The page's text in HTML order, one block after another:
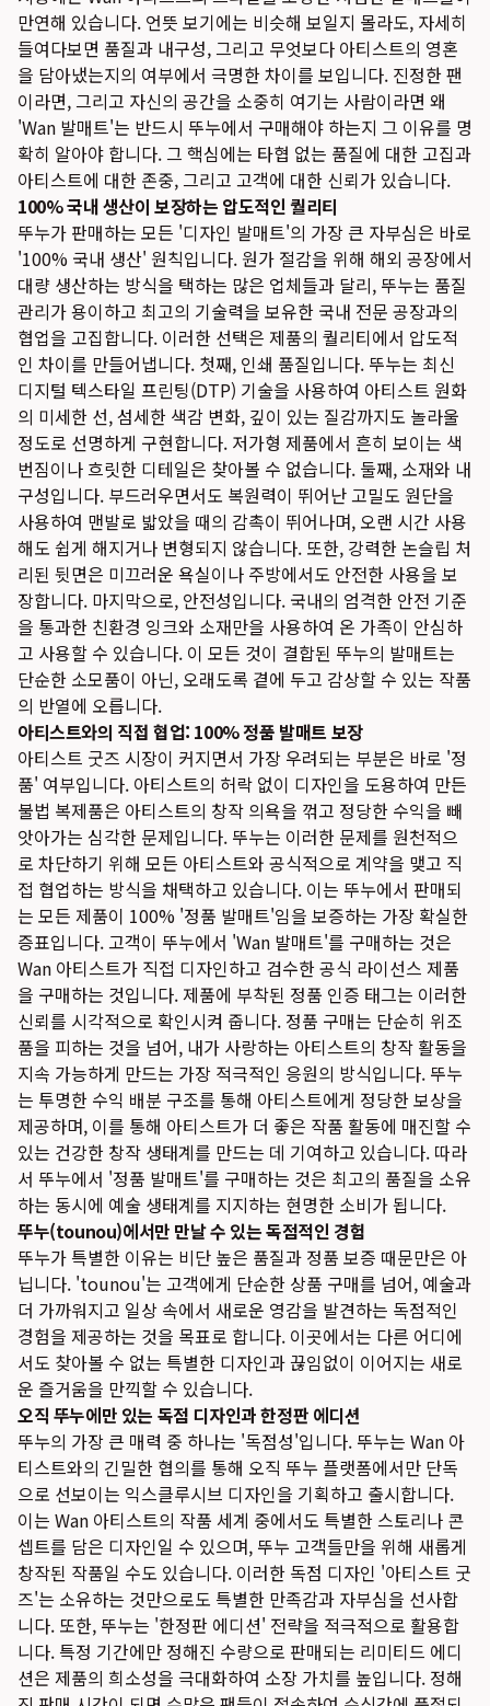
만연해 있습니다. 언뜻 보기에는 비슷해 보일지 몰라도, 자세히
들여다보면 품질과 내구성, 그리고 무엇보다 아티스트의 영혼
을 담아냈는지의 여부에서 극명한 차이를 보입니다. 진정한 팬
이라면, 그리고 자신의 공간을 소중히 여기는 사람이라면 왜
'Wan 발매트'는 반드시 뚜누에서 구매해야 하는지 그 이유를 명
확히 알아야 합니다. 그 핵심에는 타협 없는 품질에 대한 고집과
아티스트에 대한 존중, 그리고 고객에 대한 신뢰가 있습니다.
100% 국내 생산이 보장하는 압도적인 퀄리티
뚜누가 판매하는 모든 '디자인 발매트'의 가장 큰 자부심은 바로
'100% 국내 생산' 원칙입니다. 원가 절감을 위해 해외 공장에서
대량 생산하는 방식을 택하는 많은 업체들과 달리, 뚜누는 품질
관리가 용이하고 최고의 기술력을 보유한 국내 전문 공장과의
협업을 고집합니다. 이러한 선택은 제품의 퀄리티에서 압도적
인 차이를 만들어냅니다. 첫째, 인쇄 품질입니다. 뚜누는 최신
디지털 텍스타일 프린팅(DTP) 기술을 사용하여 아티스트 원화
의 미세한 선, 섬세한 색감 변화, 깊이 있는 질감까지도 놀라울
정도로 선명하게 구현합니다. 저가형 제품에서 흔히 보이는 색
번짐이나 흐릿한 디테일은 찾아볼 수 없습니다. 둘째, 소재와 내
구성입니다. 부드러우면서도 복원력이 뛰어난 고밀도 원단을
사용하여 맨발로 밟았을 때의 감촉이 뛰어나며, 오랜 시간 사용
해도 쉽게 해지거나 변형되지 않습니다. 또한, 강력한 논슬립 처
리된 뒷면은 미끄러운 욕실이나 주방에서도 안전한 사용을 보
장합니다. 마지막으로, 안전성입니다. 국내의 엄격한 안전 기준
을 통과한 친환경 잉크와 소재만을 사용하여 온 가족이 안심하
고 사용할 수 있습니다. 이 모든 것이 결합된 뚜누의 발매트는
단순한 소모품이 아닌, 오래도록 곁에 두고 감상할 수 있는 작품
의 반열에 오릅니다.
아티스트와의 직접 협업: 100% 정품 발매트 보장
아티스트 굿즈 시장이 커지면서 가장 우려되는 부분은 바로 '정
품' 여부입니다. 아티스트의 허락 없이 디자인을 도용하여 만든
불법 복제품은 아티스트의 창작 의욕을 꺾고 정당한 수익을 빼
앗아가는 심각한 문제입니다. 뚜누는 이러한 문제를 원천적으
로 차단하기 위해 모든 아티스트와 공식적으로 계약을 맺고 직
접 협업하는 방식을 채택하고 있습니다. 이는 뚜누에서 판매되
는 모든 제품이 100% '정품 발매트'임을 보증하는 가장 확실한
증표입니다. 고객이 뚜누에서 'Wan 발매트'를 구매하는 것은
Wan 아티스트가 직접 디자인하고 검수한 공식 라이선스 제품
을 구매하는 것입니다. 제품에 부착된 정품 인증 태그는 이러한
신뢰를 시각적으로 확인시켜 줍니다. 정품 구매는 단순히 위조
품을 피하는 것을 넘어, 내가 사랑하는 아티스트의 창작 활동을
지속 가능하게 만드는 가장 적극적인 응원의 방식입니다. 뚜누
는 투명한 수익 배분 구조를 통해 아티스트에게 정당한 보상을
제공하며, 이를 통해 아티스트가 더 좋은 작품 활동에 매진할 수
있는 건강한 창작 생태계를 만드는 데 기여하고 있습니다. 따라
서 뚜누에서 '정품 발매트'를 구매하는 것은 최고의 품질을 소유
하는 동시에 예술 생태계를 지지하는 현명한 소비가 됩니다.
뚜누(tounou)에서만 만날 수 있는 독점적인 경험
뚜누가 특별한 이유는 비단 높은 품질과 정품 보증 때문만은 아
닙니다. 'tounou'는 고객에게 단순한 상품 구매를 넘어, 예술과
더 가까워지고 일상 속에서 새로운 영감을 발견하는 독점적인
경험을 제공하는 것을 목표로 합니다. 이곳에서는 다른 어디에
서도 찾아볼 수 없는 특별한 디자인과 끊임없이 이어지는 새로
운 즐거움을 만끽할 수 있습니다.
오직 뚜누에만 있는 독점 디자인과 한정판 에디션
뚜누의 가장 큰 매력 중 하나는 '독점성'입니다. 뚜누는 Wan 아
티스트와의 긴밀한 협의를 통해 오직 뚜누 플랫폼에서만 단독
으로 선보이는 익스클루시브 디자인을 기획하고 출시합니다.
이는 Wan 아티스트의 작품 세계 중에서도 특별한 스토리나 콘
셉트를 담은 디자인일 수 있으며, 뚜누 고객들만을 위해 새롭게
창작된 작품일 수도 있습니다. 이러한 독점 디자인 '아티스트 굿
즈'는 소유하는 것만으로도 특별한 만족감과 자부심을 선사합
니다. 또한, 뚜누는 '한정판 에디션' 전략을 적극적으로 활용합
니다. 특정 기간에만 정해진 수량으로 판매되는 리미티드 에디
션은 제품의 희소성을 극대화하여 소장 가치를 높입니다. 정해